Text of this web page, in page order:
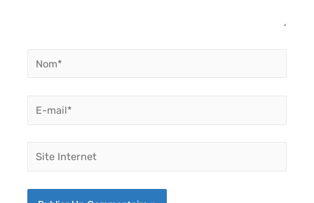
E-
Site